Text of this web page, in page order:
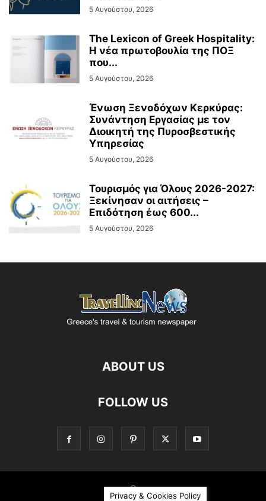
5 Αυγούστου, 2026
The Lexicon of Greek Hospitality:
Η νέα πρωτοβουλία της ΠΟΞ
που...
5 Αυγούστου, 2026
Ένωση Ξενοδόχων Κερκύρας:
Συνάντηση Εργασίας με τον
Διοικητή της Πυροσβεστικής
Υπηρεσίας
5 Αυγούστου, 2026
Τουρισμός για Όλους 2026-2027:
Ξεκίνησαν οι αιτήσεις –
Επιδότηση έως 600...
5 Αυγούστου, 2026
ABOUT US
FOLLOW US
©
Privacy & Cookies Policy